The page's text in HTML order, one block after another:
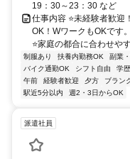
19：30～23：30 など
仕事内容 ⭐未経験者歓迎
OK！WワークもOKです
⭐家庭の都合に合わせや
制服あり 扶養内勤務OK 副業
バイク通勤OK
シフト自由 学
午前
経験者歓迎 夕方 ブラン
駅近5分以内
週2・3日からOK
派遣社員